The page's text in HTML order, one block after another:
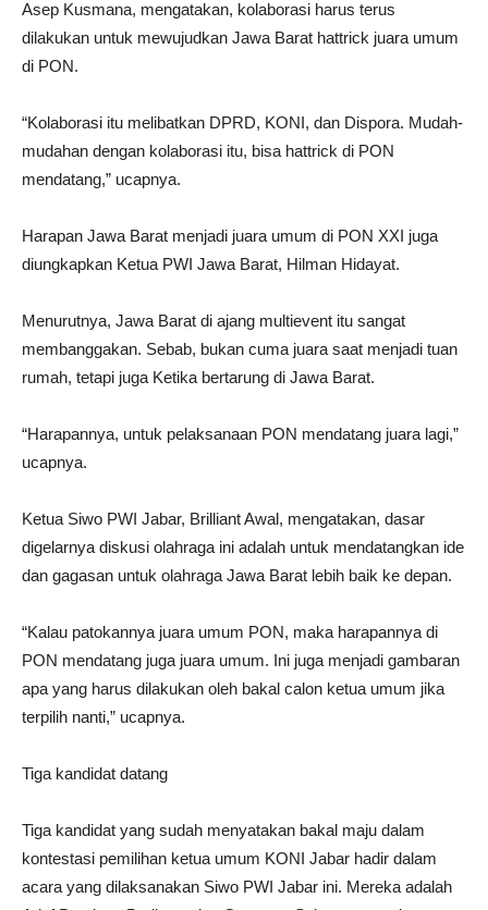
Asep Kusmana, mengatakan, kolaborasi harus terus
dilakukan untuk mewujudkan Jawa Barat hattrick juara umum
di PON.
“Kolaborasi itu melibatkan DPRD, KONI, dan Dispora. Mudah-
mudahan dengan kolaborasi itu, bisa hattrick di PON
mendatang,” ucapnya.
Harapan Jawa Barat menjadi juara umum di PON XXI juga
diungkapkan Ketua PWI Jawa Barat, Hilman Hidayat.
Menurutnya, Jawa Barat di ajang multievent itu sangat
membanggakan. Sebab, bukan cuma juara saat menjadi tuan
rumah, tetapi juga Ketika bertarung di Jawa Barat.
“Harapannya, untuk pelaksanaan PON mendatang juara lagi,”
ucapnya.
Ketua Siwo PWI Jabar, Brilliant Awal, mengatakan, dasar
digelarnya diskusi olahraga ini adalah untuk mendatangkan ide
dan gagasan untuk olahraga Jawa Barat lebih baik ke depan.
“Kalau patokannya juara umum PON, maka harapannya di
PON mendatang juga juara umum. Ini juga menjadi gambaran
apa yang harus dilakukan oleh bakal calon ketua umum jika
terpilih nanti,” ucapnya.
Tiga kandidat datang
Tiga kandidat yang sudah menyatakan bakal maju dalam
kontestasi pemilihan ketua umum KONI Jabar hadir dalam
acara yang dilaksanakan Siwo PWI Jabar ini. Mereka adalah